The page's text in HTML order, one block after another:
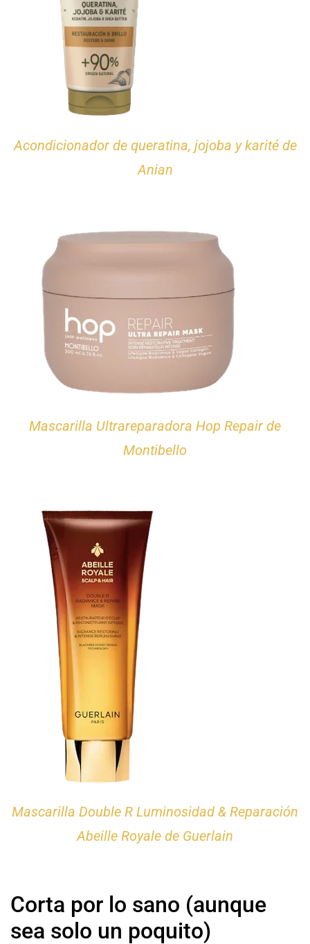
Acondicionador de queratina, jojoba y karité de
Anian
Mascarilla Ultrareparadora Hop Repair de
Montibello
Mascarilla Double R Luminosidad & Reparación
Abeille Royale de Guerlain
Corta por lo sano (aunque
sea solo un poquito)